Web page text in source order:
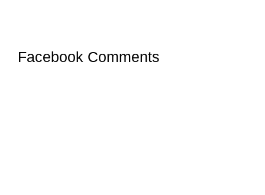
Facebook Comments